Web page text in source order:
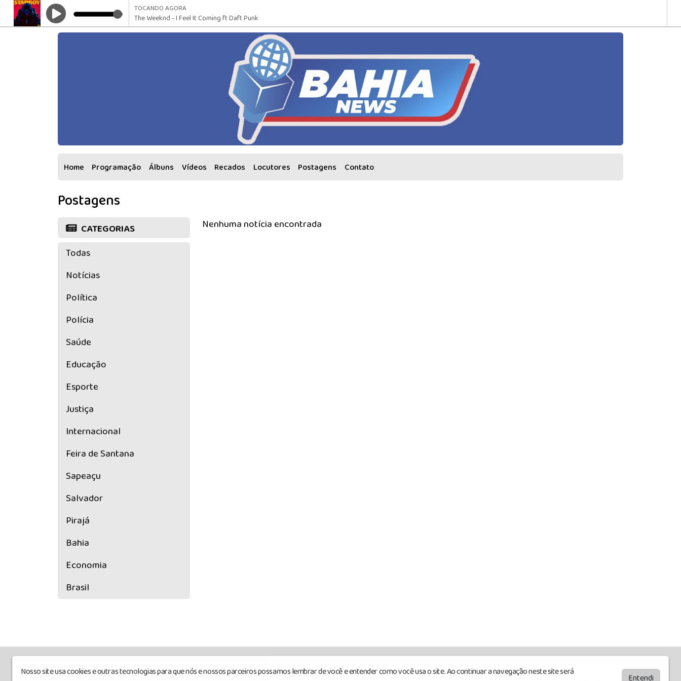
TOCANDO AGORA
The Weeknd - I Feel It Coming ft Daft Punk
Home Programação Álbuns Vídeos Recados Locutores Postagens Contato
Postagens
CATEGORIAS
Todas
Notícias
Política
Polícia
Saúde
Educação
Esporte
Justiça
Internacional
Feira de Santana
Sapeaçu
Salvador
Pirajá
Bahia
Economia
Brasil
Nenhuma notícia encontrada
Nosso site usa cookies e outras tecnologias para que nós e nossos parceiros possamos lembrar de você e entender como você usa o site. Ao continuar a navegação neste site será
Entendi
sitebahianews© Todos os direitos reservados. by